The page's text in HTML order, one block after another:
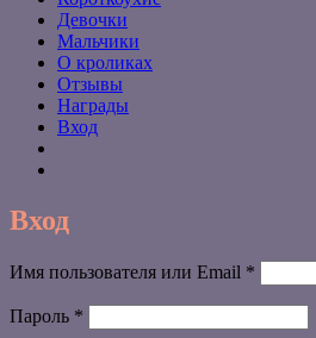
Девочки
Мальчики
О кроликах
Отзывы
Награды
Вход
Вход
Имя пользователя или Email *
Пароль *